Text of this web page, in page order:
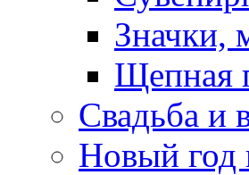
Значки,
Щепная
Свадьба и
Новый год